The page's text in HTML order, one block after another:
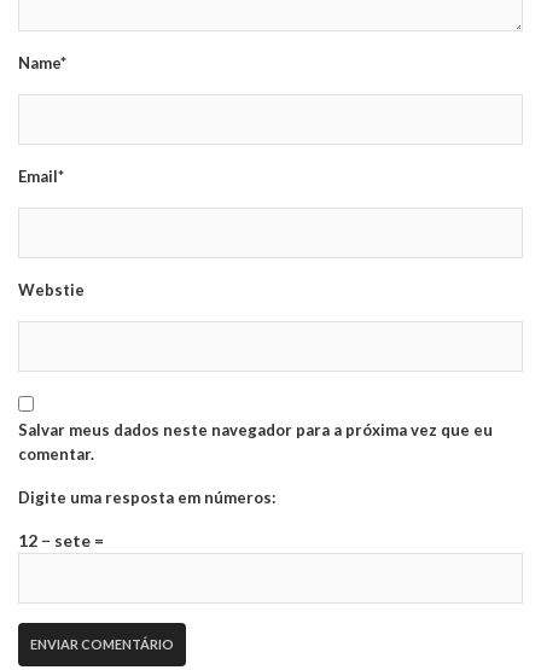
Name*
Email*
Webstie
Salvar meus dados neste navegador para a próxima vez que eu
comentar.
Digite uma resposta em números:
12 − sete =